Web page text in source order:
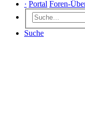
· Portal Foren-
Suche